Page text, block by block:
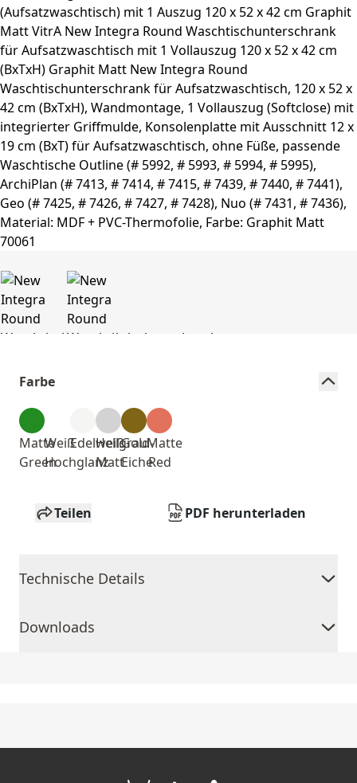
Farbe
Matte
Green
Weiß
Hochglanz
Edelweiß
Hellgrau
Matt
Gold-
Eiche
Matte
Red
Teilen PDF herunterladen
Technische Details
Downloads